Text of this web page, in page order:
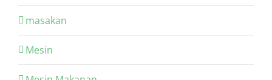
masakan
Mesin